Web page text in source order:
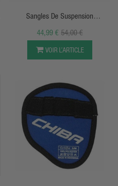
Sangles De Suspension
Polyvalentes Complètes P3 031
TREC
54,00 €
44,99 €
VOIR L’ARTICLE
APERÇU RAPIDE